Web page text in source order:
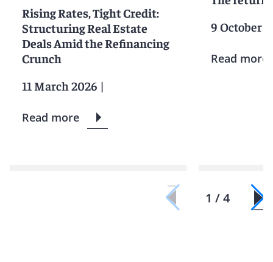
Rising Rates, Tight Credit:
Structuring Real Estate
Deals Amid the Refinancing
Crunch
11 March 2026 |
Read more
9 October
Read more
1 / 4